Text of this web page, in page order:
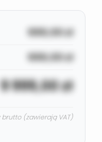
999,00zł
999,00zł
9 999,00zł
brutto (zawierają VAT)